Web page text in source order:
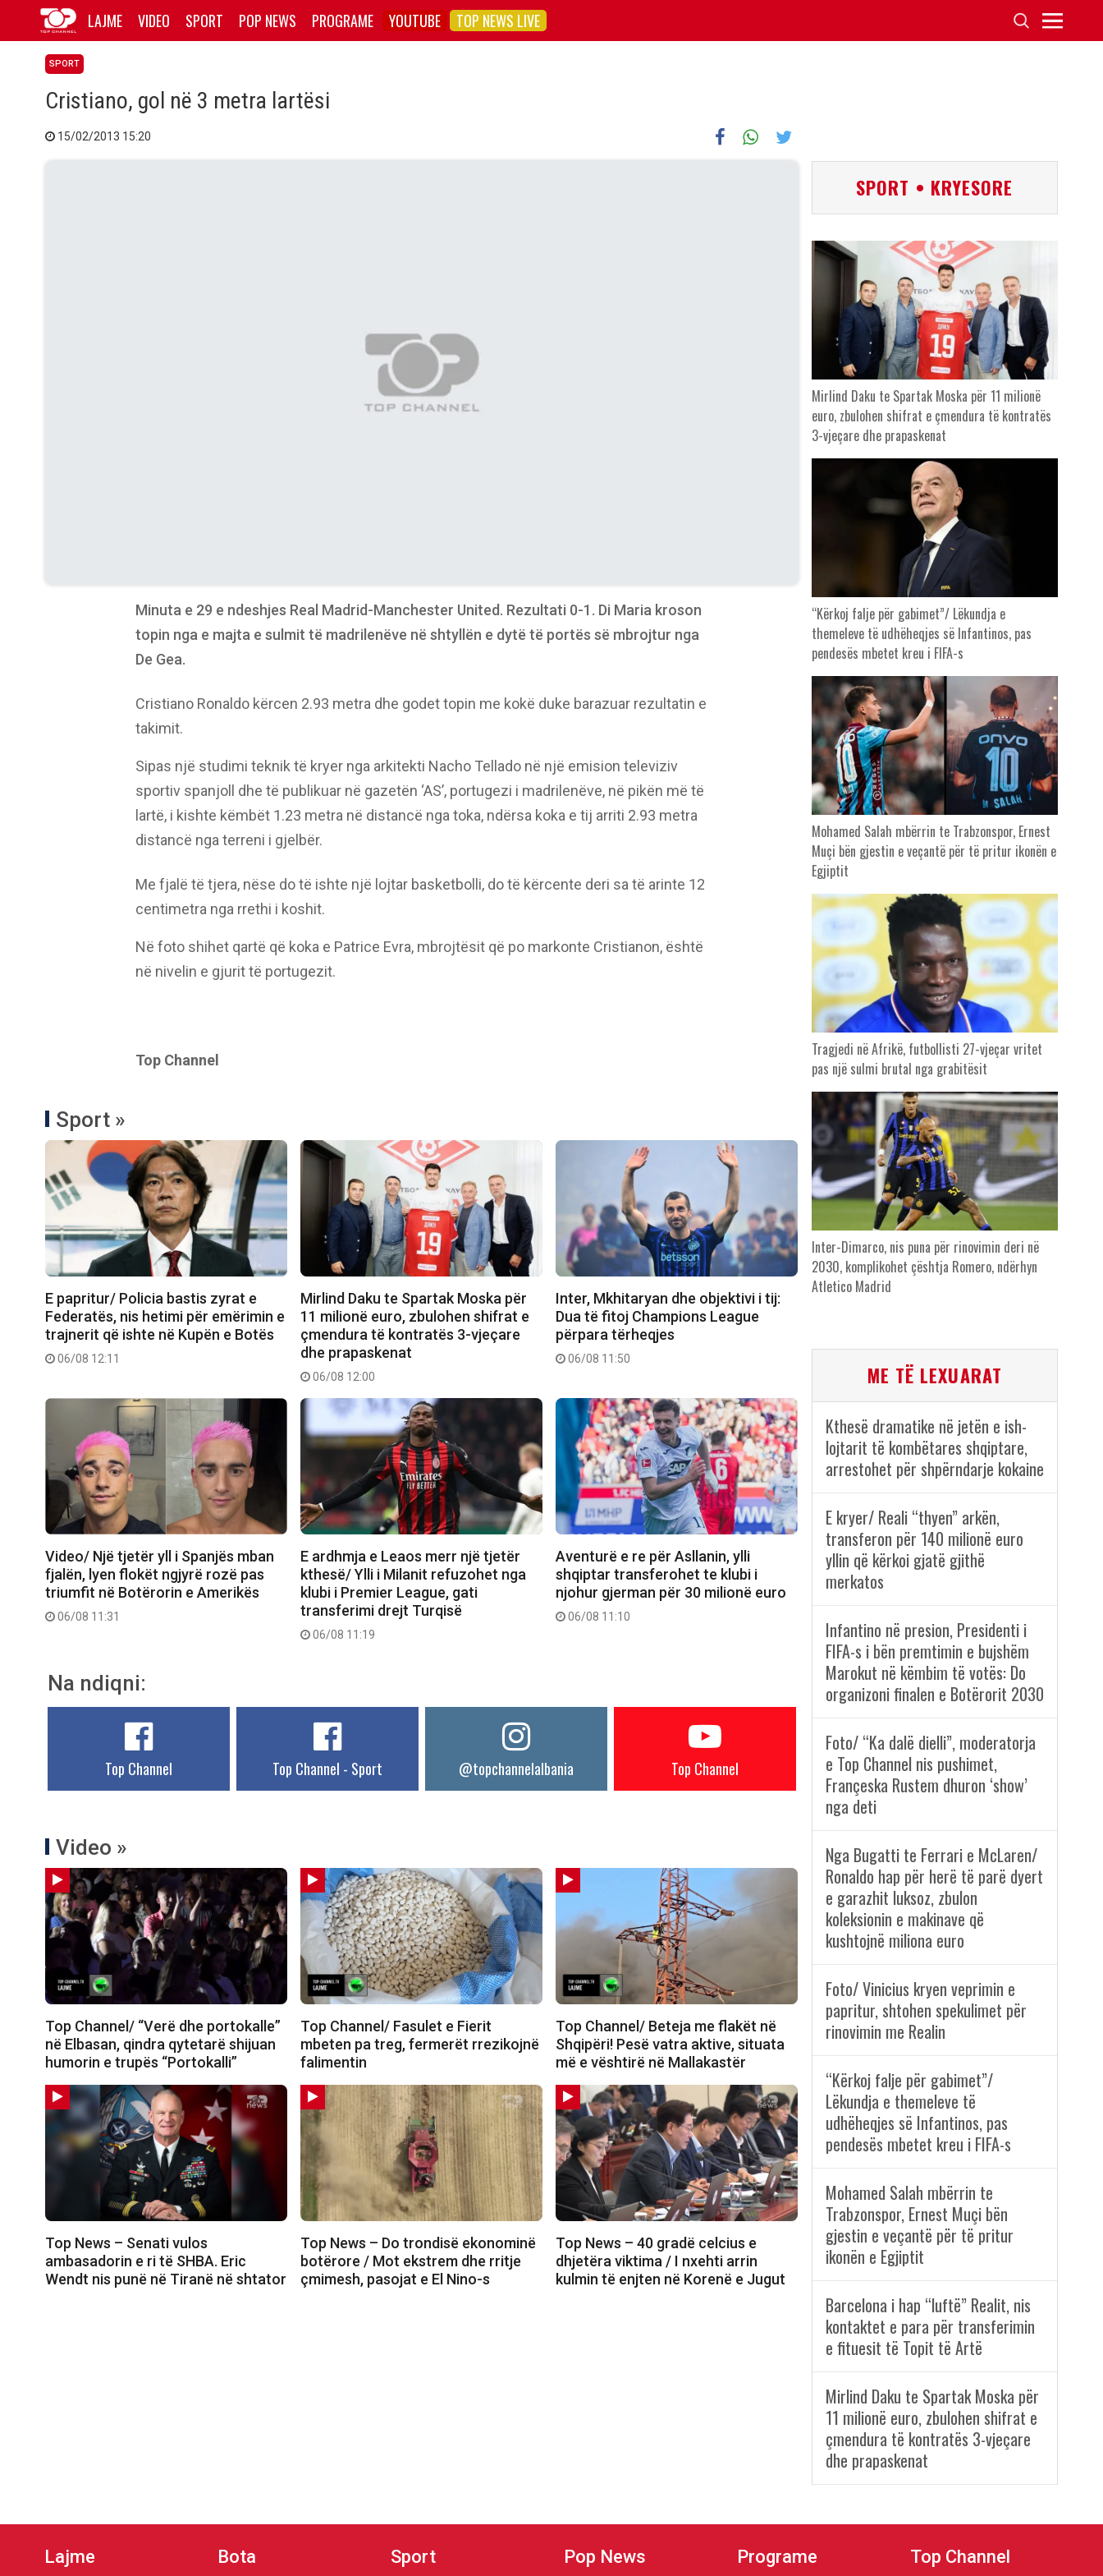
LAJME VIDEO SPORT POP NEWS PROGRAME YOUTUBE TOP NEWS LIVE
SPORT
Cristiano, gol në 3 metra lartësi
15/02/2013 15:20
Minuta e 29 e ndeshjes Real Madrid-Manchester United. Rezultati 0-1. Di Maria kroson
topin nga e majta e sulmit të madrilenëve në shtyllën e dytë të portës së mbrojtur nga
De Gea.
Cristiano Ronaldo kërcen 2.93 metra dhe godet topin me kokë duke barazuar rezultatin e
takimit.
Sipas një studimi teknik të kryer nga arkitekti Nacho Tellado në një emision televiziv
sportiv spanjoll dhe të publikuar në gazetën ‘AS’, portugezi i madrilenëve, në pikën më të
lartë, i kishte këmbët 1.23 metra në distancë nga toka, ndërsa koka e tij arriti 2.93 metra
distancë nga terreni i gjelbër.
Me fjalë të tjera, nëse do të ishte një lojtar basketbolli, do të kërcente deri sa të arinte 12
centimetra nga rrethi i koshit.
Në foto shihet qartë që koka e Patrice Evra, mbrojtësit që po markonte Cristianon, është
në nivelin e gjurit të portugezit.
Top Channel
Sport »
E papritur/ Policia bastis zyrat e
Federatës, nis hetimi për emërimin e
trajnerit që ishte në Kupën e Botës
06/08 12:11
Mirlind Daku te Spartak Moska për
11 milionë euro, zbulohen shifrat e
çmendura të kontratës 3-vjeçare
dhe prapaskenat
06/08 12:00
Inter, Mkhitaryan dhe objektivi i tij:
Dua të fitoj Champions League
përpara tërheqjes
06/08 11:50
Video/ Një tjetër yll i Spanjës mban
fjalën, lyen flokët ngjyrë rozë pas
triumfit në Botërorin e Amerikës
06/08 11:31
E ardhmja e Leaos merr një tjetër
kthesë/ Ylli i Milanit refuzohet nga
klubi i Premier League, gati
transferimi drejt Turqisë
06/08 11:19
Aventurë e re për Asllanin, ylli
shqiptar transferohet te klubi i
njohur gjerman për 30 milionë euro
06/08 11:10
Na ndiqni:
Top Channel Top Channel - Sport @topchannelalbania Top Channel
Video »
Top Channel/ “Verë dhe portokalle”
në Elbasan, qindra qytetarë shijuan
humorin e trupës “Portokalli”
Top Channel/ Fasulet e Fierit
mbeten pa treg, fermerët rrezikojnë
falimentin
Top Channel/ Beteja me flakët në
Shqipëri! Pesë vatra aktive, situata
më e vështirë në Mallakastër
Top News – Senati vulos
ambasadorin e ri të SHBA. Eric
Wendt nis punë në Tiranë në shtator
Top News – Do trondisë ekonominë
botërore / Mot ekstrem dhe rritje
çmimesh, pasojat e El Nino-s
Top News – 40 gradë celcius e
dhjetëra viktima / I nxehti arrin
kulmin të enjten në Korenë e Jugut
SPORT • KRYESORE
Mirlind Daku te Spartak Moska për 11 milionë
euro, zbulohen shifrat e çmendura të kontratës
3-vjeçare dhe prapaskenat
“Kërkoj falje për gabimet”/ Lëkundja e
themeleve të udhëheqjes së Infantinos, pas
pendesës mbetet kreu i FIFA-s
Mohamed Salah mbërrin te Trabzonspor, Ernest
Muçi bën gjestin e veçantë për të pritur ikonën e
Egjiptit
Tragjedi në Afrikë, futbollisti 27-vjeçar vritet
pas një sulmi brutal nga grabitësit
Inter-Dimarco, nis puna për rinovimin deri në
2030, komplikohet çështja Romero, ndërhyn
Atletico Madrid
ME TË LEXUARAT
Kthesë dramatike në jetën e ish-
lojtarit të kombëtares shqiptare,
arrestohet për shpërndarje kokaine
E kryer/ Reali “thyen” arkën,
transferon për 140 milionë euro
yllin që kërkoi gjatë gjithë
merkatos
Infantino në presion, Presidenti i
FIFA-s i bën premtimin e bujshëm
Marokut në këmbim të votës: Do
organizoni finalen e Botërorit 2030
Foto/ “Ka dalë dielli”, moderatorja
e Top Channel nis pushimet,
Françeska Rustem dhuron ‘show’
nga deti
Nga Bugatti te Ferrari e McLaren/
Ronaldo hap për herë të parë dyert
e garazhit luksoz, zbulon
koleksionin e makinave që
kushtojnë miliona euro
Foto/ Vinicius kryen veprimin e
papritur, shtohen spekulimet për
rinovimin me Realin
“Kërkoj falje për gabimet”/
Lëkundja e themeleve të
udhëheqjes së Infantinos, pas
pendesës mbetet kreu i FIFA-s
Mohamed Salah mbërrin te
Trabzonspor, Ernest Muçi bën
gjestin e veçantë për të pritur
ikonën e Egjiptit
Barcelona i hap “luftë” Realit, nis
kontaktet e para për transferimin
e fituesit të Topit të Artë
Mirlind Daku te Spartak Moska për
11 milionë euro, zbulohen shifrat e
çmendura të kontratës 3-vjeçare
dhe prapaskenat
Lajme Bota Sport Pop News Programe Top Channel